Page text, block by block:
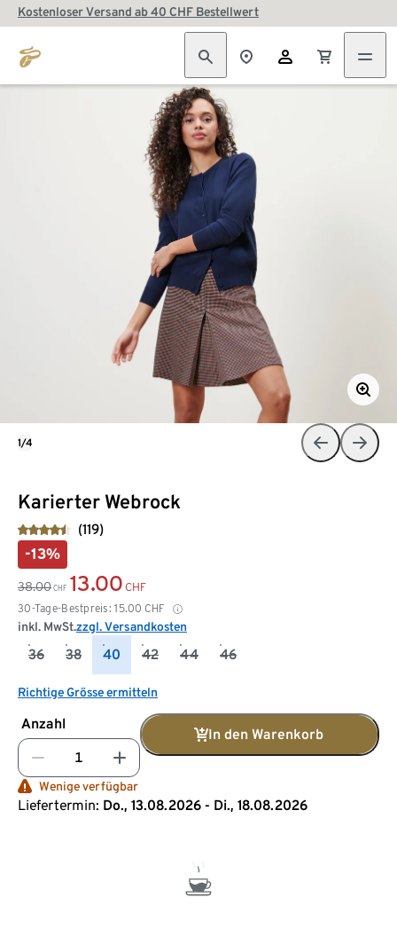
Kostenloser Versand ab 40 CHF Bestellwert
Karierter Webrock
(119)
-13%
38.00 CHF 13.00 CHF
30-Tage-Bestpreis: 15.00 CHF
inkl. MwSt.zzgl. Versandkosten
36 38 40 42 44 46
Richtige Grösse ermitteln
Anzahl
In den Warenkorb
Wenige verfügbar
Liefertermin: Do., 13.08.2026 - Di., 18.08.2026
1/4